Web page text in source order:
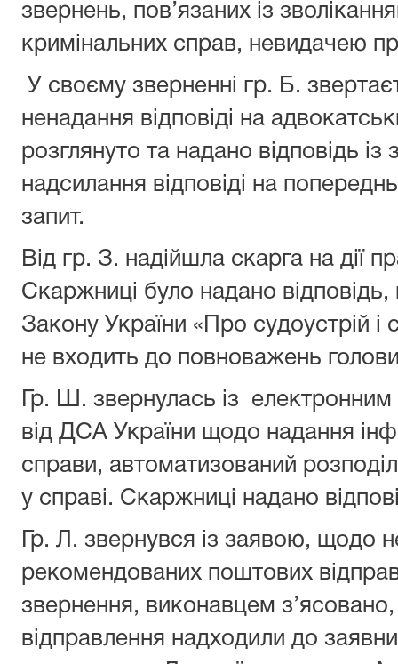
звернень, пов’язаних із
кримінальних справ, невидачею
У своєму зверненні гр. Б.
ненадання відповіді на
розглянуто та надано відповідь
надсилання відповіді на
запит.
Від гр. З. надійшла скарга на дії
Скаржниці було надано відповідь,
Закону України «Про судоустрій і
не входить до повноважень
Гр. Ш. звернулась із
від ДСА України щодо надання
справи, автоматизований
у справі. Скаржниці надано
Гр. Л. звернувся із заявою, щодо
рекомендованих поштових
звернення, виконавцем
відправлення надходили до